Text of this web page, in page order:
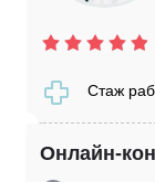
Стаж
Онлайн-